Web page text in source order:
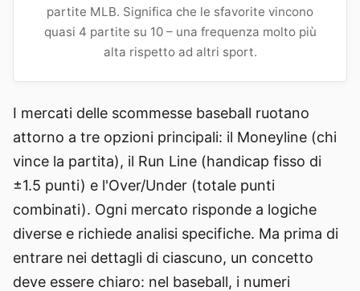
partite MLB. Significa che le sfavorite vincono
quasi 4 partite su 10 – una frequenza molto più
alta rispetto ad altri sport.
I mercati delle scommesse baseball ruotano
attorno a tre opzioni principali: il Moneyline (chi
vince la partita), il Run Line (handicap fisso di
±1.5 punti) e l'Over/Under (totale punti
combinati). Ogni mercato risponde a logiche
diverse e richiede analisi specifiche. Ma prima di
entrare nei dettagli di ciascuno, un concetto
deve essere chiaro: nel baseball, i numeri